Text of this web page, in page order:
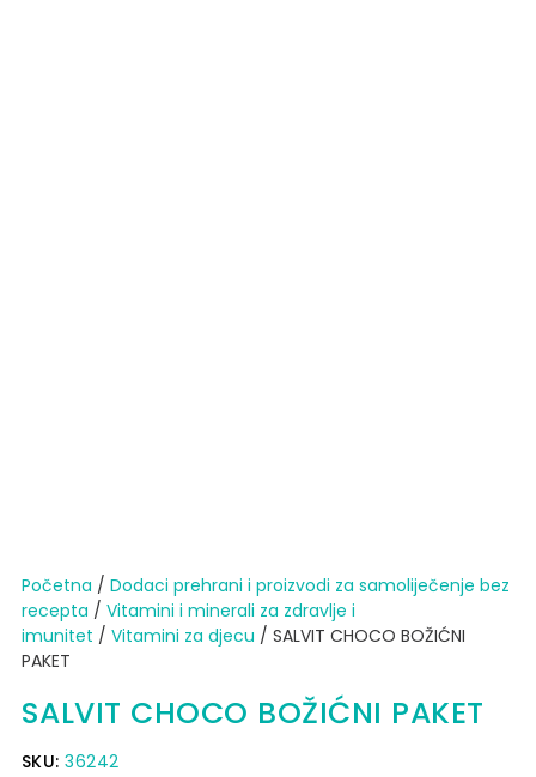
Početna / Dodaci prehrani i proizvodi za samoliječenje bez
recepta / Vitamini i minerali za zdravlje i
imunitet / Vitamini za djecu / SALVIT CHOCO BOŽIĆNI
PAKET
SALVIT CHOCO BOŽIĆNI PAKET
SKU:36242